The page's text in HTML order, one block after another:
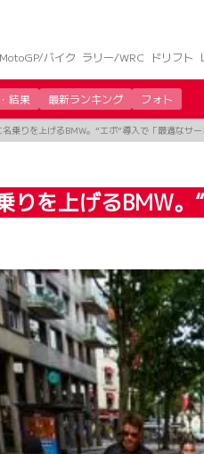
MotoGP/バイク ラリー/WRC ドリフト
結果 最新ランキング フォト
乗りを上げるBMW。“エボ”導入で「最適なサー
りを上げるBMW